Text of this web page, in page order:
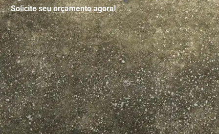
Solicite seu orçamento agora!